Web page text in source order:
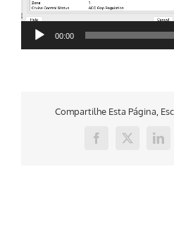
00:00
Compartilhe Esta Página,
Facebook
X